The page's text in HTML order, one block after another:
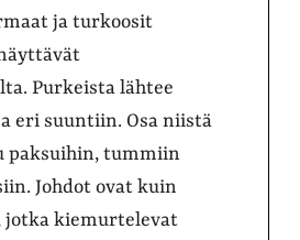
ja turkoosit
Purkeista lähtee
eri suuntiin. Osa niistä
paksuihin, tummiin
Johdot ovat kuin
jotka kiemurtelevat